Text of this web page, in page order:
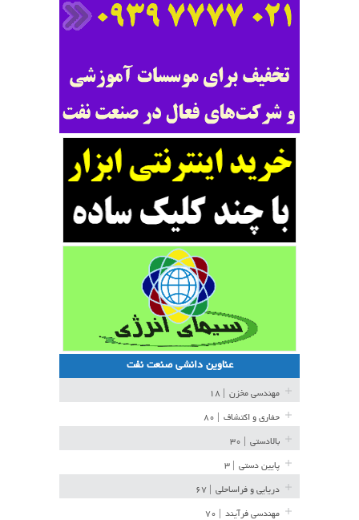
عناوین دانشی صنعت نفت
مهندسی مخزن
حفاری و اکتشاف
بالادستی
پایین دستی
دریایی و فراساحلی
مهندسی فرآیند